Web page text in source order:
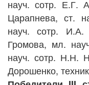
науч. сотр. Е.Г.
Царапнева, ст.
науч. сотр. И.А.
Громова, мл.
науч. сотр. Н.Н.
Дорошенко,